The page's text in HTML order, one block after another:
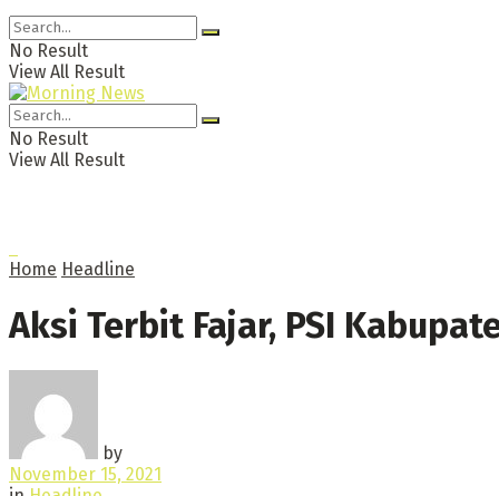
No Result
View All Result
No Result
View All Result
Home Headline
Aksi Terbit Fajar, PSI
by
November 15, 2021